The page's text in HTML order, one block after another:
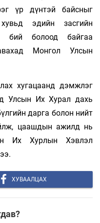
үр дүнтэй байсныг
эдийн засгийн
бий болоод байгаа
Монгол Улсын
хугацаанд дэмжлэг
Улсын Их Хурал дахь
дарга болон нийт
цаашдын ажилд нь
Их Хурлын Хэвлэл
ХУВААЛЦАХ